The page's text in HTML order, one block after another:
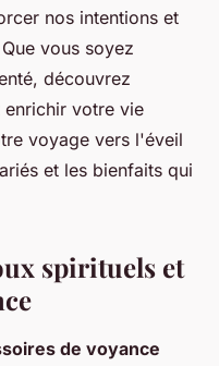
nos intentions et
vous soyez
découvrez
enrichir votre vie
voyage vers l'éveil
et les bienfaits qui
spirituels et
de voyance